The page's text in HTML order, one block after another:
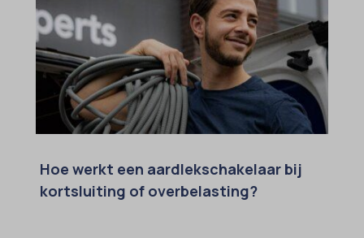
Hoe werkt een aardlekschakelaar bij
kortsluiting of overbelasting?